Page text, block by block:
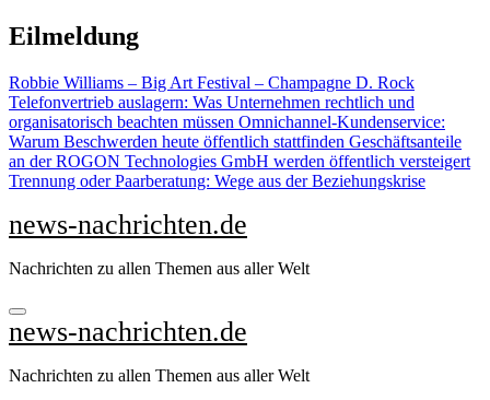
Zu
Inhalten
Eilmeldung
Robbie Williams – Big Art Festival – Champagne D. Rock
Telefonvertrieb auslagern: Was Unternehmen rechtlich und
organisatorisch beachten müssen Omnichannel-Kundenservice:
Warum Beschwerden heute öffentlich stattfinden Geschäftsanteile
an der ROGON Technologies GmbH werden öffentlich versteigert
Trennung oder Paarberatung: Wege aus der Beziehungskrise
news-nachrichten.de
Nachrichten zu allen Themen aus aller Welt
news-nachrichten.de
Nachrichten zu allen Themen aus aller Welt